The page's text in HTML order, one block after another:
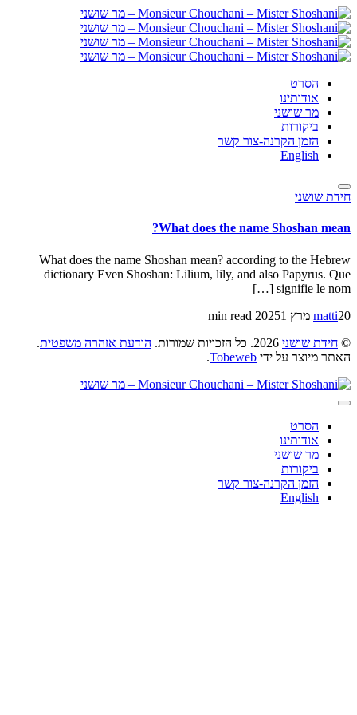
הסרט
אודותינו
מר שושני
ביקורות
הזמן הקרנה-צור קשר
English
חידת שושני
What does the name Shoshan mean?
What does the name Shoshan mean? according to the Hebrew
dictionary Even Shoshan: Lilium, lily, and also Papyrus. Que
signifie le nom […]
matti20 מרץ 2025
1 min read
© חידת שושני הודעת אזהרה משפטית.
האתר מיוצר על ידי Tobeweb
.
הסרט
אודותינו
מר שושני
ביקורות
הזמן הקרנה-צור קשר
English